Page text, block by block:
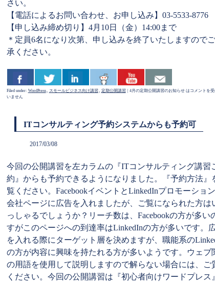
さい。
【電話によるお問い合わせ、お申し込み】03-5533-8776
【申し込み締め切り】4月10日（金）14:00まで
＊定員6名になり次第、申し込みを終了いたしますので
承ください。
Filed under: WordPress, スモールビジネス向け講習, 定期公開講習 4月の定期公開講習のお知らせ は コメントを
いません
ITコンサルティング予約システムからも予約可
2017/03/08
今回の公開講習を左カラムの『ITコンサルティング講習
約』からも予約できるようになりました。『予約方法』
覧ください。FacebookイベントとLinkedInプロモーショ
会社ページに広告を入れましたが、ご覧になられた方は
っしゃるでしょうか？リーチ数は、Facebookの方が多い
すがこのページへの到達率はLinkedInの方が多いです。
を入れる際にターゲット層を決めますが、職能系の
の方が内容に興味を持たれる方が多いようです。ウェブ
の用語を使用して説明しますので解らない場合には、ご
ください。今回の公開講習は『初心者向けワードプレス